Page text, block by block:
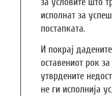
исполнат за
постапката.
И покрај
оставениот рок
утврдените
не ги исполнија